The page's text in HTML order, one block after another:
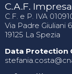
C.A.F.
C.F. e P. IVA
Via Padre Giuliani 6
19125 La Spezia
Data Protection